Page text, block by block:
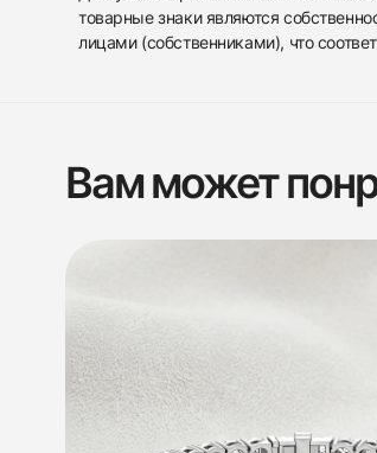
товарные знаки являются
лицами (собственниками), что
Вам может